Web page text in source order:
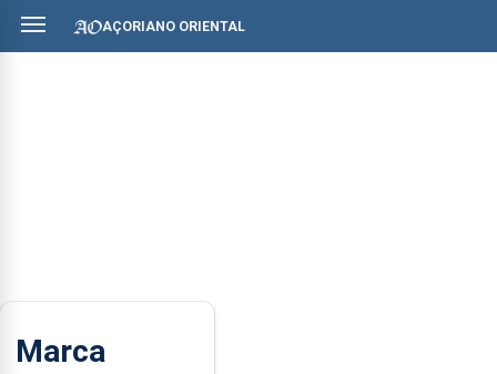
AÇORIANO ORIENTAL
Marca